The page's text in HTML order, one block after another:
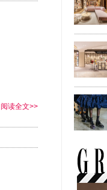
阅读全文>>